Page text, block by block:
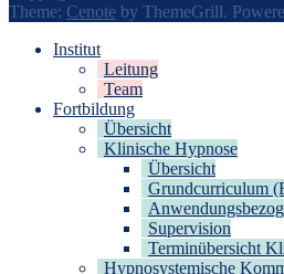
Theme: Cenote by ThemeGrill.
Institut
Leitung
Team
Fortbildung
Übersicht
Klinische Hypnose
Übersicht
Grundcurriculum
Supervision
Terminübersicht
Hypnosystemische